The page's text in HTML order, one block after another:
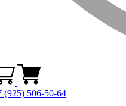
(925) 506-50-64